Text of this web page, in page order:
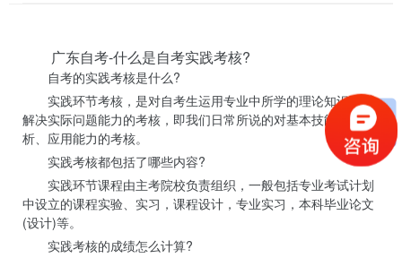
广东自考-什么是自考实践考核?
自考的实践考核是什么?
实践环节考核，是对自考生运用专业中所学的理论知识，以
解决实际问题能力的考核，即我们日常所说的对基本技能和分
析、应用能力的考核。
实践考核都包括了哪些内容?
实践环节课程由主考院校负责组织，一般包括专业考试计划
中设立的课程实验、实习，课程设计，专业实习，本科毕业论文
(设计)等。
实践考核的成绩怎么计算?